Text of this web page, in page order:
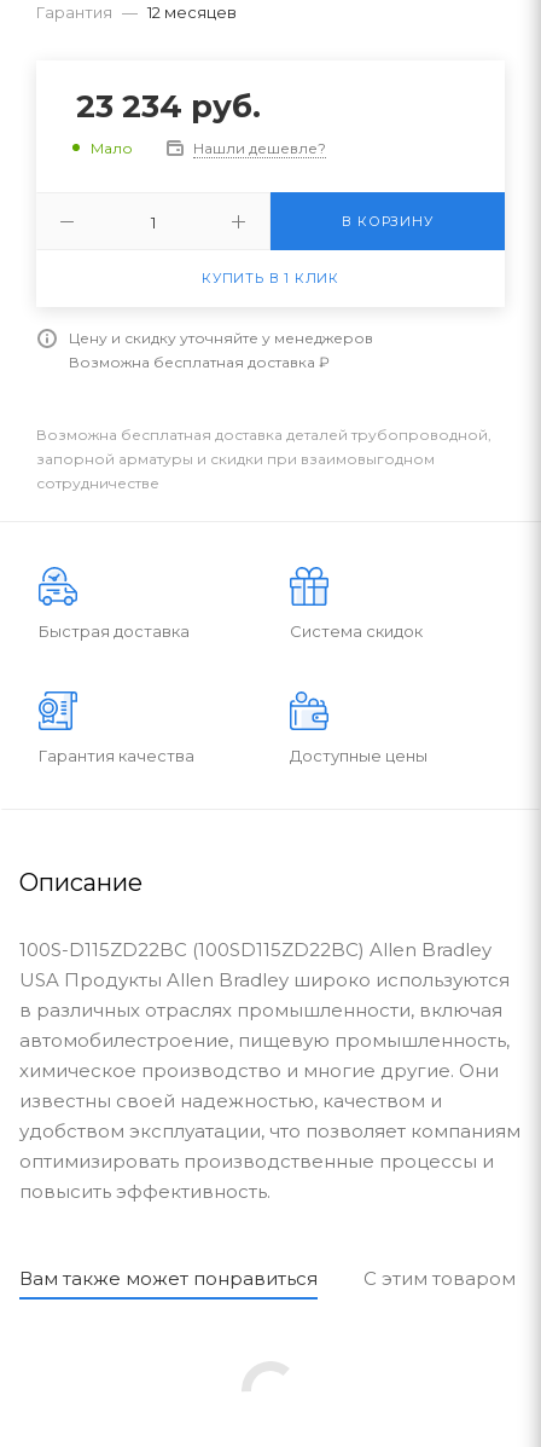
Гарантия — 12 месяцев
23 234 руб.
Мало Нашли дешевле?
В КОРЗИНУ
КУПИТЬ В 1 КЛИК
Цену и скидку уточняйте у менеджеров
Возможна бесплатная доставка ₽
Возможна бесплатная доставка деталей трубопроводной,
запорной арматуры и скидки при взаимовыгодном
сотрудничестве
Быстрая доставка Система скидок
Гарантия качества Доступные цены
Описание
100S-D115ZD22BC (100SD115ZD22BC) Allen Bradley
USA Продукты Allen Bradley широко используются
в различных отраслях промышленности, включая
автомобилестроение, пищевую промышленность,
химическое производство и многие другие. Они
известны своей надежностью, качеством и
удобством эксплуатации, что позволяет компаниям
оптимизировать производственные процессы и
повысить эффективность.
Вам также может понравиться С этим товаром